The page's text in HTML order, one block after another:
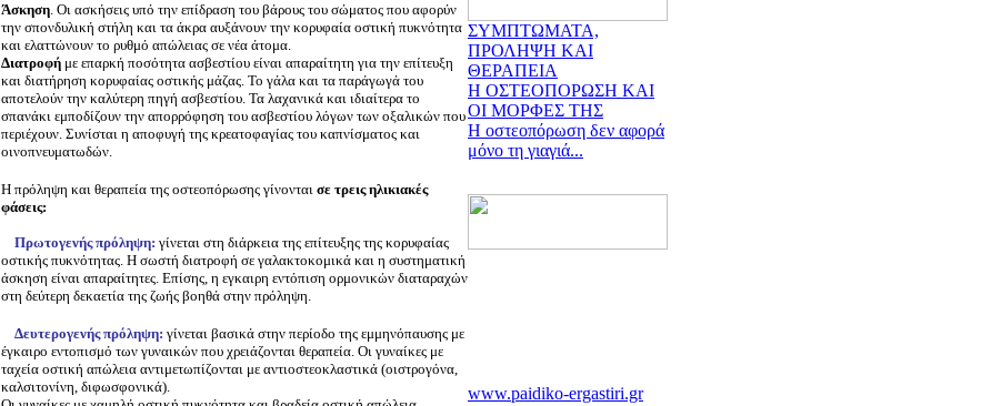
Άσκηση. Οι ασκήσεις υπό την επίδραση του βάρους του σώματος που αφορύν
την σπονδυλική στήλη και τα άκρα αυξάνουν την κορυφαία οστική πυκνότητα
και ελαττώνουν το ρυθμό απώλειας σε νέα άτομα.
Διατροφή με επαρκή ποσότητα ασβεστίου είναι απαραίτητη για την επίτευξη
και διατήρηση κορυφαίας οστικής μάζας. Το γάλα και τα παράγωγά του
αποτελούν την καλύτερη πηγή ασβεστίου. Τα λαχανικά και ιδιαίτερα το
σπανάκι εμποδίζουν την απορρόφηση του ασβεστίου λόγων των οξαλικών που
περιέχουν. Συνίσται η αποφυγή της κρεατοφαγίας του καπνίσματος και
οινοπνευματωδών.
Η πρόληψη και θεραπεία της οστεοπόρωσης γίνονται σε τρεις ηλικιακές
φάσεις:
Πρωτογενής πρόληψη: γίνεται στη διάρκεια της επίτευξης της κορυφαίας
οστικής πυκνότητας. Η σωστή διατροφή σε γαλακτοκομικά και η συστηματική
άσκηση είναι απαραίτητες. Επίσης, η εγκαιρη εντόπιση ορμονικών διαταραχών
στη δεύτερη δεκαετία της ζωής βοηθά στην πρόληψη.
Δευτερογενής πρόληψη: γίνεται βασικά στην περίοδο της εμμηνόπαυσης με
έγκαιρο εντοπισμό των γυναικών που χρειάζονται θεραπεία. Οι γυναίκες με
ταχεία οστική απώλεια αντιμετωπίζονται με αντιοστεοκλαστικά (οιστρογόνα,
καλσιτονίνη, διφωσφονικά).
ΣΥΜΠΤΩΜΑΤΑ,
ΠΡΟΛΗΨΗ ΚΑΙ
ΘΕΡΑΠΕΙΑ
Η ΟΣΤΕΟΠΟΡΩΣΗ ΚΑΙ
ΟΙ ΜΟΡΦΕΣ ΤΗΣ
Η οστεοπόρωση δεν αφορά
μόνο τη γιαγιά...
www.paidiko-ergastiri.gr